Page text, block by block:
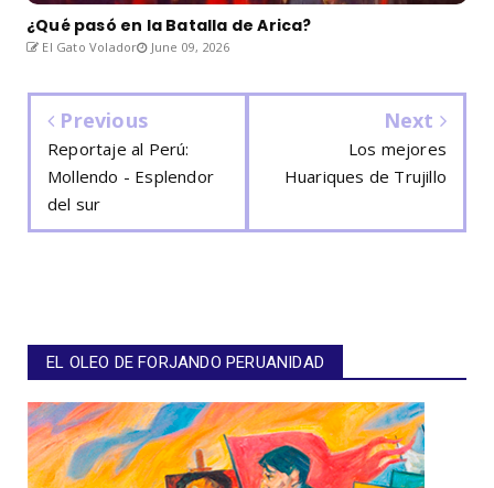
¿Qué pasó en la Batalla de Arica?
El Gato Volador June 09, 2026
Previous
Reportaje al Perú:
Mollendo - Esplendor
del sur
Next
Los mejores
Huariques de Trujillo
EL OLEO DE FORJANDO PERUANIDAD